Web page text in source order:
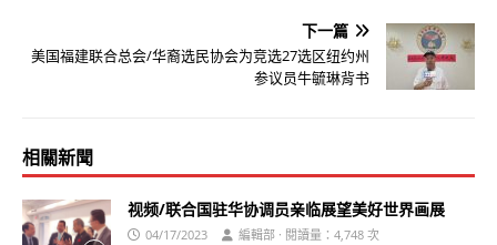
下一篇
美国福建联合总会/华裔选民协会为竞选27选区纽约州
参议员牛毓琳背书
相關新聞
视频/联合国驻华协调员亲临展望美好世界画展
04/17/2023 編輯部 · 閱讀量：4,748 次